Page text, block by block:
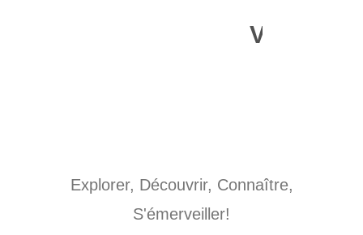
Voyages
Explorer, Découvrir, Connaître,
S'émerveiller!